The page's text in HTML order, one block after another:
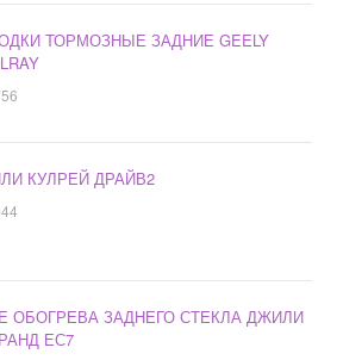
ТОРМОЗНЫЕ ЗАДНИЕ GEELY
КУЛРЕЙ ДРАЙВ2
ОБОГРЕВА ЗАДНЕГО СТЕКЛА ДЖИЛИ
ЕС7